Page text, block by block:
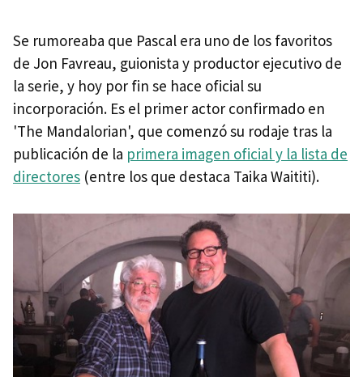
Se rumoreaba que Pascal era uno de los favoritos
de Jon Favreau, guionista y productor ejecutivo de
la serie, y hoy por fin se hace oficial su
incorporación. Es el primer actor confirmado en
'The Mandalorian', que comenzó su rodaje tras la
publicación de la primera imagen oficial y la lista de
directores (entre los que destaca Taika Waititi).